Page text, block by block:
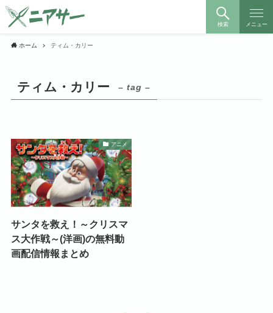
検索 メニュー
ホーム ティム・カリー
ティム・カリー – tag –
アニメ
サンタを救え！～クリスマ
ス大作戦～(洋画)の無料動
画配信情報まとめ